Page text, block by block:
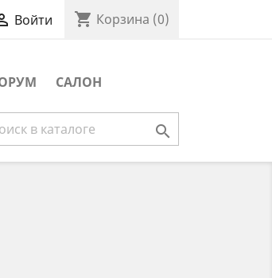
Войти shopping_cart Корзина (0)
САЛОН
